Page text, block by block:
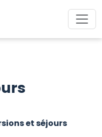
et séjours